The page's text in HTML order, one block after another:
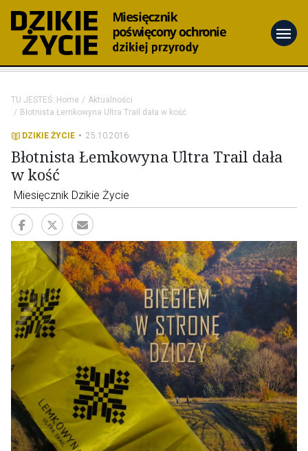
menu
TU JESTEŚ: Home
Aktualności
Błotnista Łemkowyna Ultra Trail dała w kość
DZIKIE ŻYCIE 25.10.2016
Błotnista Łemkowyna Ultra Trail dała
w kość
Miesięcznik Dzikie Życie